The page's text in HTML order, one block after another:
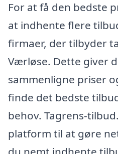
For at få den bedste
at indhente flere
firmaer, der tilbyder
Værløse. Dette giver
sammenligne priser
finde det bedste
behov. Tagrens-
platform til at gøre